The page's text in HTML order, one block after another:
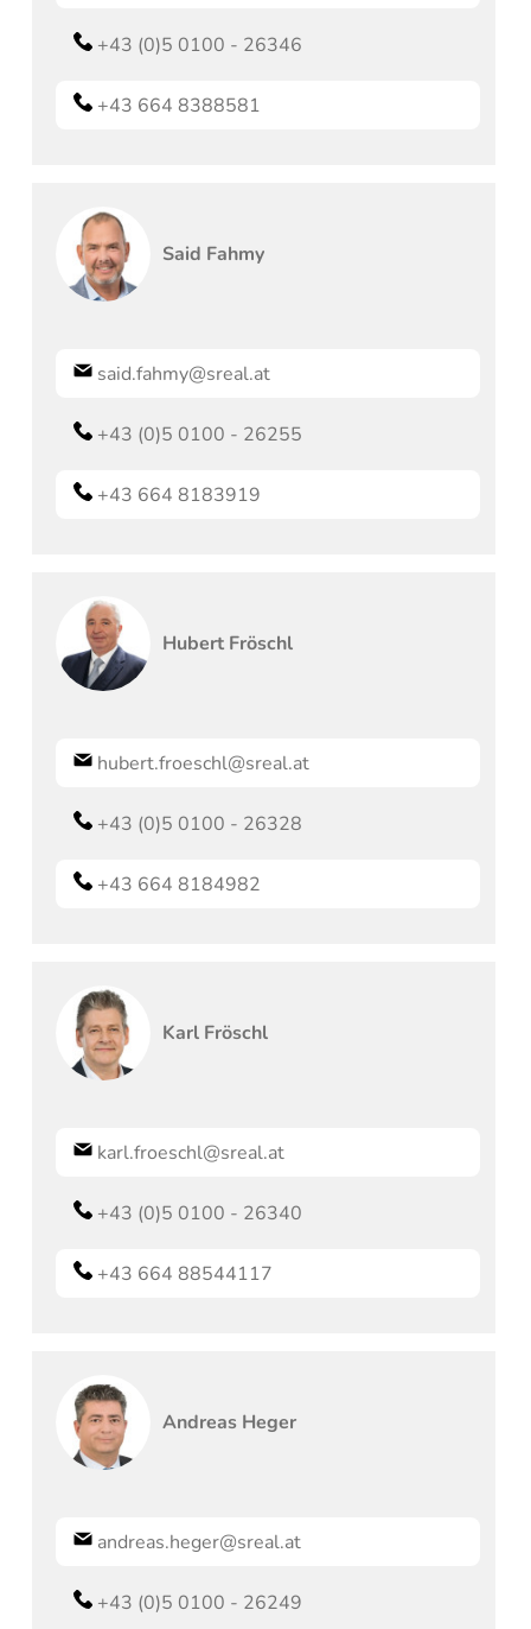
+43 (0)5 0100 - 26346
+43 664 8388581
Said Fahmy
said.fahmy@sreal.at
+43 (0)5 0100 - 26255
+43 664 8183919
Hubert Fröschl
hubert.froeschl@sreal.at
+43 (0)5 0100 - 26328
+43 664 8184982
Karl Fröschl
karl.froeschl@sreal.at
+43 (0)5 0100 - 26340
+43 664 88544117
Andreas Heger
andreas.heger@sreal.at
+43 (0)5 0100 - 26249